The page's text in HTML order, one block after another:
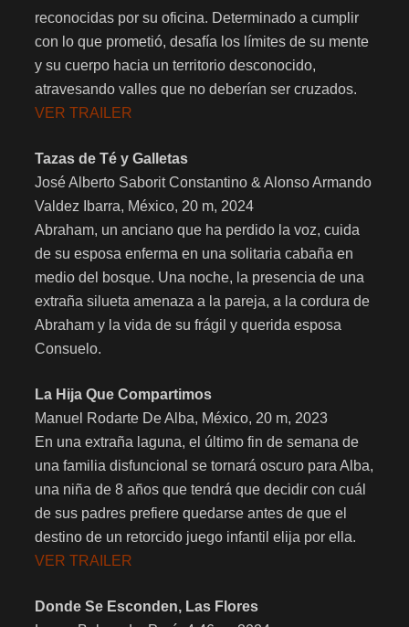
reconocidas por su oficina. Determinado a cumplir
con lo que prometió, desafía los límites de su mente
y su cuerpo hacia un territorio desconocido,
atravesando valles que no deberían ser cruzados.
VER TRAILER
Tazas de Té y Galletas
José Alberto Saborit Constantino & Alonso Armando
Valdez Ibarra, México, 20 m, 2024
Abraham, un anciano que ha perdido la voz, cuida
de su esposa enferma en una solitaria cabaña en
medio del bosque. Una noche, la presencia de una
extraña silueta amenaza a la pareja, a la cordura de
Abraham y la vida de su frágil y querida esposa
Consuelo.
La Hija Que Compartimos
Manuel Rodarte De Alba, México, 20 m, 2023
En una extraña laguna, el último fin de semana de
una familia disfuncional se tornará oscuro para Alba,
una niña de 8 años que tendrá que decidir con cuál
de sus padres prefiere quedarse antes de que el
destino de un retorcido juego infantil elija por ella.
VER TRAILER
Donde Se Esconden, Las Flores